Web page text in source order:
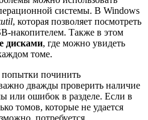
системы. В Windows
, которая позволяет посмотреть
накопителем. Также в этом
дисками, где можно увидеть
томе.
починить
дважды проверить наличие
или ошибок в разделе. Если в
томов, которые не удается
потребуется